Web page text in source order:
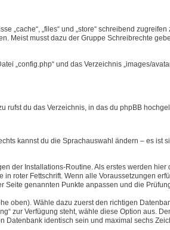
„cache“, „files“ und „store“ schreibend
Meist musst dazu der Gruppe Schreibrechte
„config.php“ und das Verzeichnis „images/
rufst du das Verzeichnis, in das du phpBB
kannst du die Sprachauswahl ändern – es ist
der Installations-Routine. Als erstes werden
roter Fettschrift. Wenn alle Voraussetzungen
Seite genannten Punkte anpassen und die
oben). Wähle dazu zuerst den richtigen
zur Verfügung steht, wähle diese Option aus.
identisch sein und maximal sechs